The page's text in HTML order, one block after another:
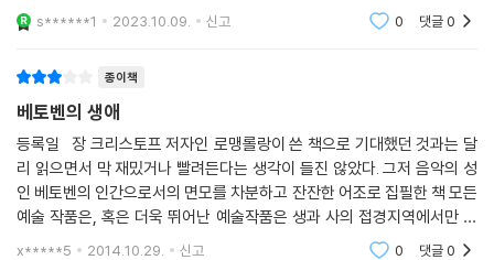
볼 생각이다. - 위대한 영웅적 대열의 선두에 베토벤을 세운단다. - 불
s******1 2023.10.09. 신고 0 댓글0
종이책
베토벤의 생애
등록일 장 크리스토프 저자인 로맹롤랑이 쓴 책으로 기대했던 것과는 달
리 읽으면서 막 재밌거나 빨려든다는 생각이 들진 않았다. 그저 음악의 성
인 베토벤의 인간으로서의 면모를 차분하고 잔잔한 어조로 집필한 책 모든
예술 작품은, 혹은 더욱 뛰어난 예술작품은 생과 사의 접경지역에서만 태
어날 수 있다는 것을 인간 베토벤의 치열한 고뇌와 인생의 좌절, 역경을 묘
x*****5 2014.10.29. 신고 0 댓글0